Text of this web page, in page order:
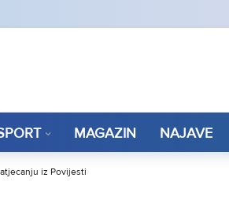
MAGAZIN NAJAVE
iz Povijesti